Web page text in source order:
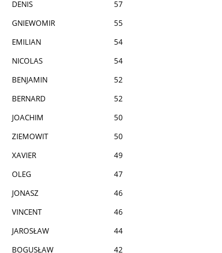
DENIS
57
GNIEWOMIR
55
EMILIAN
54
NICOLAS
54
BENJAMIN
52
BERNARD
52
JOACHIM
50
ZIEMOWIT
50
XAVIER
49
OLEG
47
JONASZ
46
VINCENT
46
JAROSŁAW
44
BOGUSŁAW
42